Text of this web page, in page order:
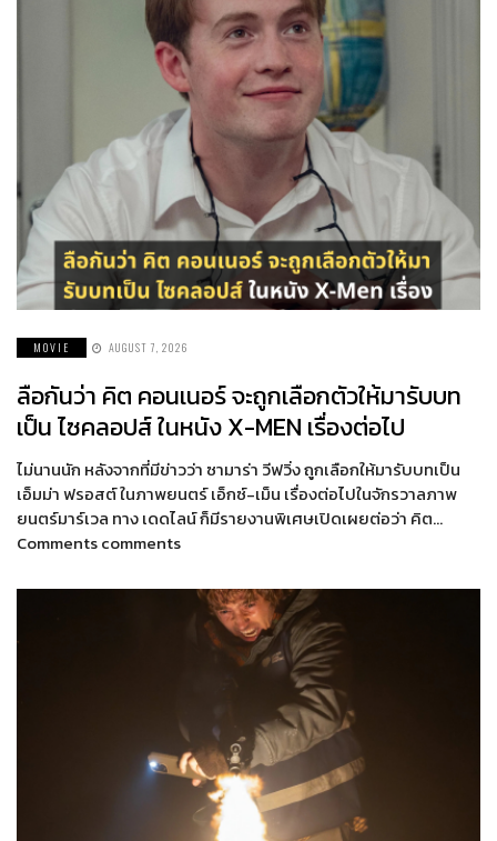
MOVIE AUGUST 7, 2026
ลือกันว่า คิต คอนเนอร์ จะถูกเลือกตัวให้มารับบท
เป็น ไซคลอปส์ ในหนัง X-MEN เรื่องต่อไป
ไม่นานนัก หลังจากที่มีข่าวว่า ซามาร่า วีฟวิ่ง ถูกเลือกให้มารับบทเป็น
เอ็มม่า ฟรอสต์ ในภาพยนตร์ เอ็กซ์-เม็น เรื่องต่อไปในจักรวาลภาพ
ยนตร์มาร์เวล ทาง เดดไลน์ ก็มีรายงานพิเศษเปิดเผยต่อว่า คิต…
Comments comments